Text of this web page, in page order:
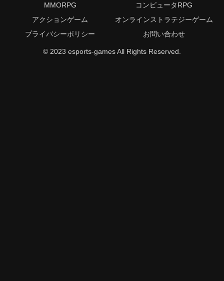
MMORPG
コンピュータRPG
アクションゲーム
オンラインストラテジーゲーム
プライバシーポリシー
お問い合わせ
© 2023 esports-games All Rights Reserved.